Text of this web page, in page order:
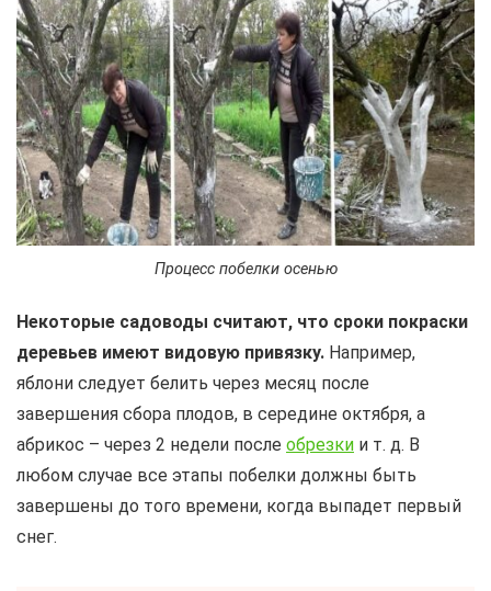
Процесс побелки осенью
Некоторые садоводы считают, что сроки покраски
деревьев имеют видовую привязку. Например,
яблони следует белить через месяц после
завершения сбора плодов, в середине октября, а
абрикос – через 2 недели после обрезки и т. д. В
любом случае все этапы побелки должны быть
завершены до того времени, когда выпадет первый
снег.